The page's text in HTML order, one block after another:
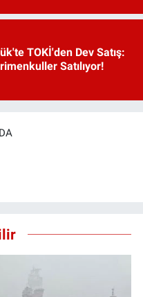
TOKİ'den Dev Satış:
Satılıyor!